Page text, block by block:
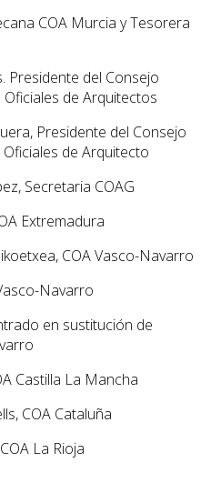
COA Murcia y Tesorera
Presidente del Consejo
de Arquitectos
Presidente del Consejo
de Arquitecto
Secretaria COAG
Extremadura
COA Vasco-Navarro
Navarro
en sustitución de
Castilla La Mancha
COA Cataluña
La Rioja